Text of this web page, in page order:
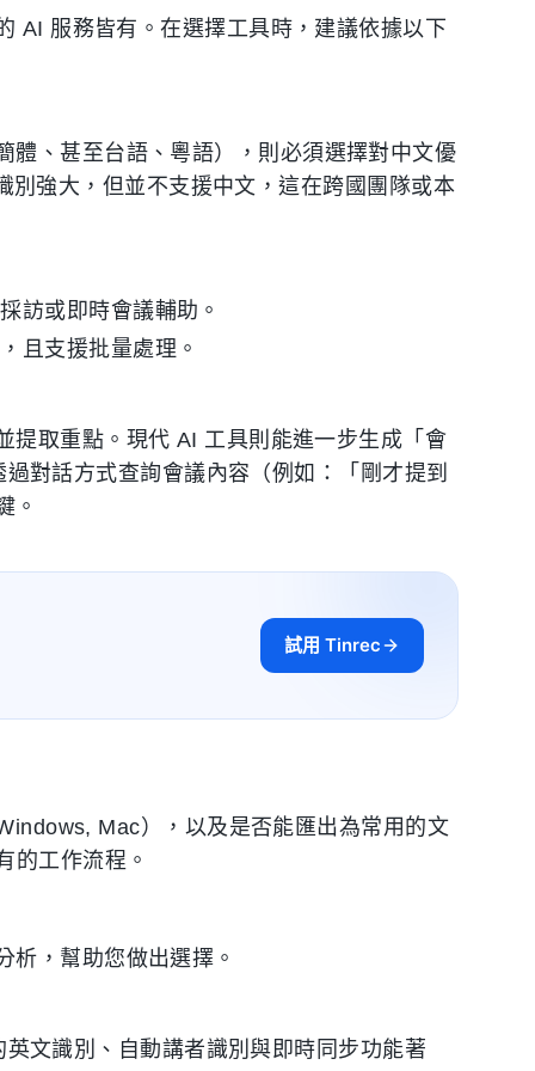
AI 服務皆有。在選擇工具時，建議依據以下
體、甚至台語、粵語），則必須選擇對中文優
強大，但並不支援中文，這在跨國團隊或本
訪或即時會議輔助。
且支援批量處理。
提取重點。現代 AI 工具則能進一步生成「會
對話方式查詢會議內容（例如：「剛才提到
。
試用 Tinrec
Mac），以及是否能匯出為常用的文
的工作流程。
析，幫助您做出選擇。
文識別、自動講者識別與即時同步功能著